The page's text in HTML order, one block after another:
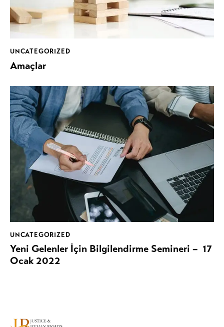
UNCATEGORIZED
Amaçlar
UNCATEGORIZED
Yeni Gelenler İçin Bilgilendirme Semineri – 17
Ocak 2022